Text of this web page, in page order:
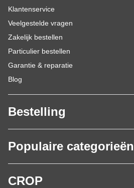
Klantenservice
Veelgestelde vragen
Zakelijk bestellen
Particulier bestellen
Garantie & reparatie
Blog
Bestelling
Populaire categorieën
CROP